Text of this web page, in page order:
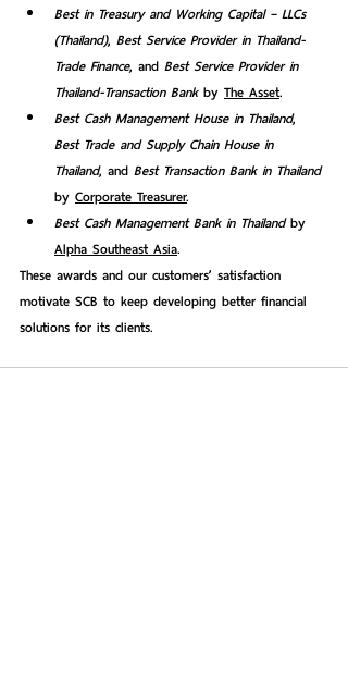
Best in Treasury and Working Capital – LLCs
(Thailand), Best Service Provider in Thailand-
Trade Finance, and Best Service Provider in
Thailand-Transaction Bank by The Asset.
Best Cash Management House in Thailand,
Best Trade and Supply Chain House in
Thailand, and Best Transaction Bank in Thailand
by Corporate Treasurer.
Best Cash Management Bank in Thailand by
Alpha Southeast Asia.
These awards and our customers’ satisfaction
motivate SCB to keep developing better financial
solutions for its clients.